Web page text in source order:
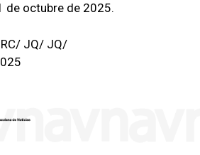
de octubre de 2025.
JQ/ JQ/